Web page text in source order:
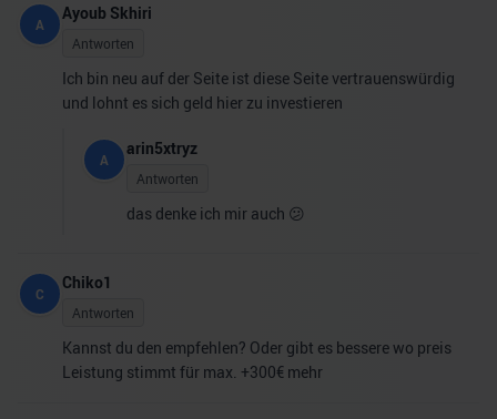
A
Ayoub Skhiri
Antworten
Ich bin neu auf der Seite ist diese Seite vertrauenswürdig
und lohnt es sich geld hier zu investieren
A
arin5xtryz
Antworten
das denke ich mir auch 😕
C
Chiko1
Antworten
Kannst du den empfehlen? Oder gibt es bessere wo preis
Leistung stimmt für max. +300€ mehr